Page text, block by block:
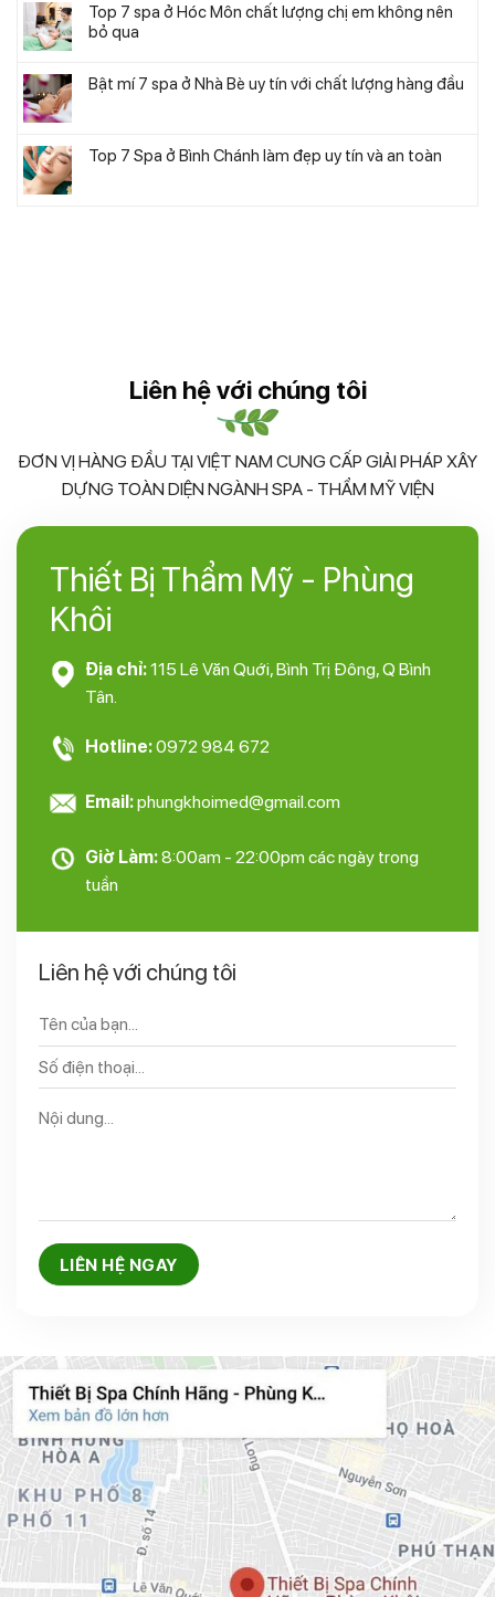
Top 7 spa ở Hóc Môn chất lượng chị em không nên
bỏ qua
Bật mí 7 spa ở Nhà Bè uy tín với chất lượng hàng đầu
Top 7 Spa ở Bình Chánh làm đẹp uy tín và an toàn
Liên hệ với chúng tôi
ĐƠN VỊ HÀNG ĐẦU TẠI VIỆT NAM CUNG CẤP GIẢI PHÁP XÂY
DỰNG TOÀN DIỆN NGÀNH SPA - THẨM MỸ VIỆN
Thiết Bị Thẩm Mỹ - Phùng
Khôi
Địa chỉ:115 Lê Văn Quới, Bình Trị Đông, Q Bình
Tân.
Hotline:0972 984 672
Email:phungkhoimed@gmail.com
Giờ Làm:8:00am - 22:00pm các ngày trong
tuần
Liên hệ với chúng tôi